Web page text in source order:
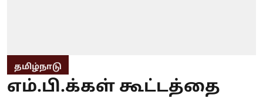
தமிழ்நாடு
எம்.பி.க்கள் கூட்டத்தை